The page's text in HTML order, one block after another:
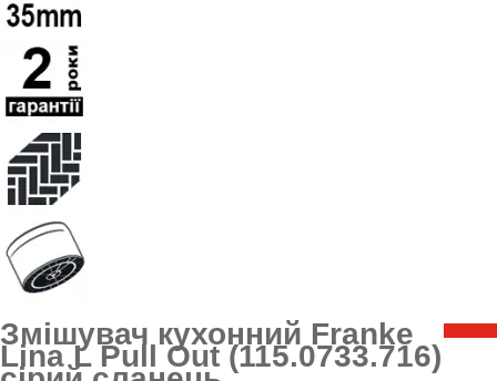
Змішувач кухонний Franke
Lina L Pull Out (115.0733.716)